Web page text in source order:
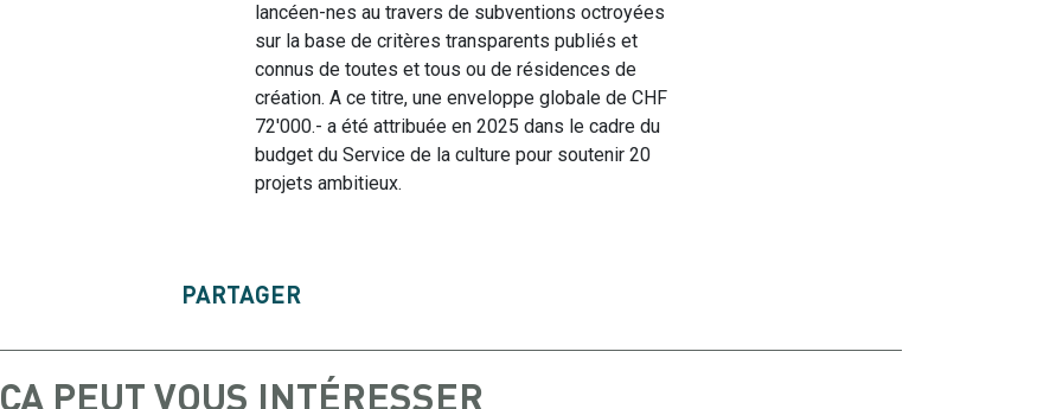
lancéen-nes au travers de subventions octroyées
sur la base de critères transparents publiés et
connus de toutes et tous ou de résidences de
création. A ce titre, une enveloppe globale de CHF
72'000.- a été attribuée en 2025 dans le cadre du
budget du Service de la culture pour soutenir 20
projets ambitieux.
PARTAGER